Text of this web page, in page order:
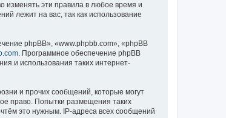
изменять эти правила в любое время и
лежит на вас, так как использование
phpBB», «www.phpbb.com», «phpBB
. Программное обеспечение phpBB
и использования таких интернет-
и прочих сообщений, которые могут
право. Попытки размещения таких
это нужным. IP-адреса всех сообщений